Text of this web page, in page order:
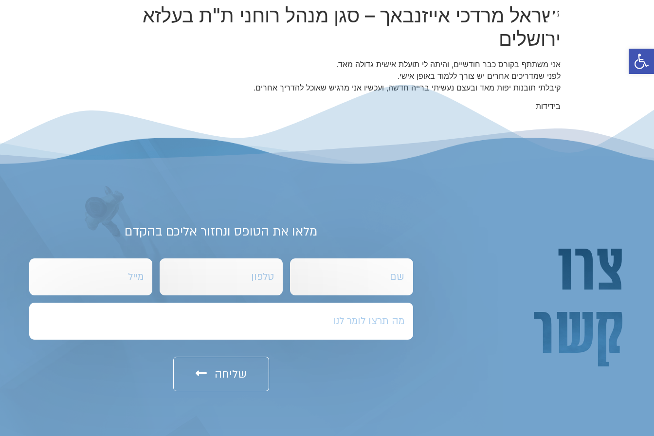
פתח סרגל נגישות
ישראל מרדכי אייזנבאך – סגן מנהל רוחני ת"ת בעלזא
ירושלים
אני משתתף בקורס כבר חודשיים, והיתה לי תועלת אישית גדולה מאד.
לפני שמדריכים אחרים יש צורך ללמוד באופן אישי.
קיבלתי תובנות יפות מאד ובעצם נעשיתי ברייה חדשה, ועכשיו אני מרגיש שאוכל להדריך אחרים.
בידידות
צרו
קשר
מלאו את הטופס ונחזור אליכם בהקדם
שליחה